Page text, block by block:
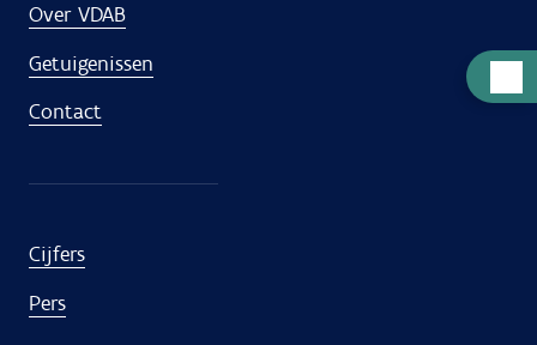
Over VDAB
Getuigenissen
Contact
Cijfers
Pers